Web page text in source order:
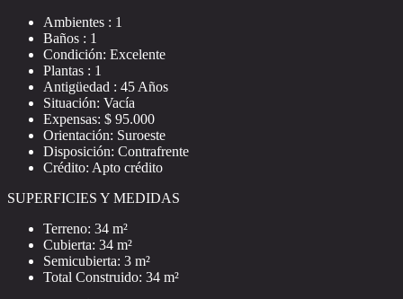
Ambientes : 1
Baños : 1
Condición: Excelente
Plantas : 1
Antigüedad : 45 Años
Situación: Vacía
Expensas: $ 95.000
Orientación: Suroeste
Disposición: Contrafrente
Crédito: Apto crédito
SUPERFICIES Y MEDIDAS
Terreno: 34 m²
Cubierta: 34 m²
Semicubierta: 3 m²
Total Construido: 34 m²